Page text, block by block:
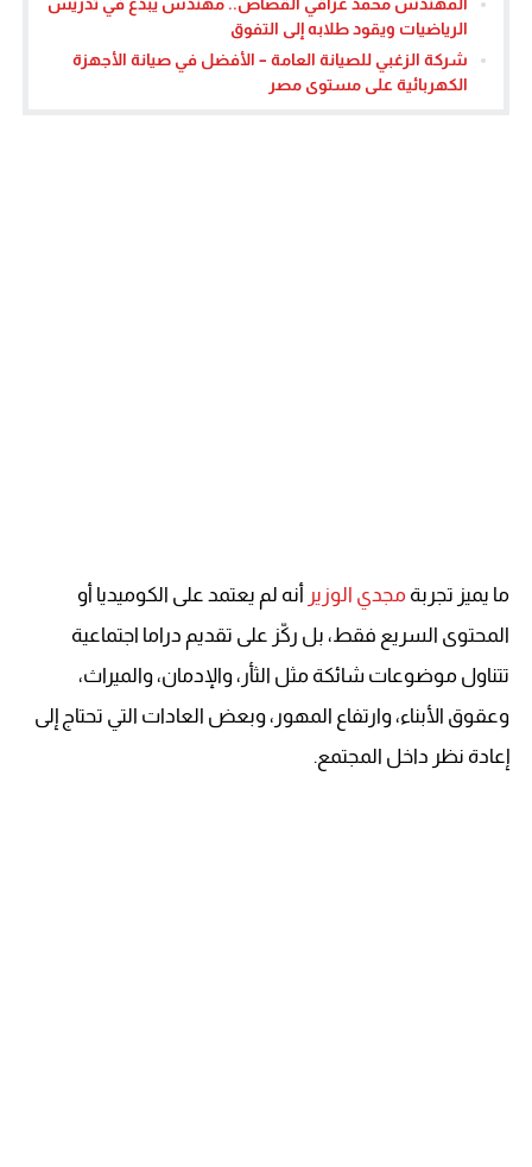
الرياضيات ويقود طلابه إلى التفوق
شركة الزغبي للصيانة العامة – الأفضل في صيانة الأجهزة
الكهربائية على مستوى مصر
ما يميز تجربة مجدي الوزير
أنه لم يعتمد على الكوميديا أو
المحتوى السريع فقط، بل ركّز على تقديم دراما اجتماعية
تتناول موضوعات شائكة مثل الثأر، والإدمان، والميراث،
وعقوق الأبناء، وارتفاع المهور، وبعض العادات التي تحتاج إلى
إعادة نظر داخل المجتمع.